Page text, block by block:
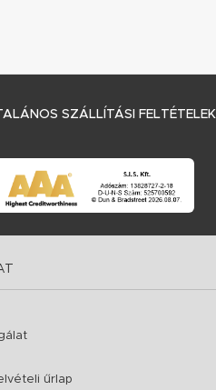
SZÁLLÍTÁSI FELTÉTELEK
űrlap